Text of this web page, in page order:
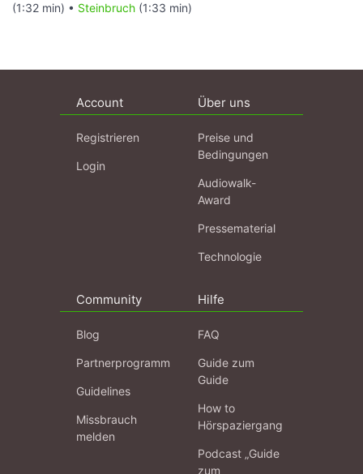
(1:32 min) • Steinbruch (1:33 min)
Account
Registrieren
Login
Über uns
Preise und
Bedingungen
Audiowalk-
Award
Pressematerial
Technologie
Community
Blog
Partnerprogramm
Guidelines
Missbrauch
melden
Hilfe
FAQ
Guide zum
Guide
How to
Hörspaziergang
Podcast „Guide
zum